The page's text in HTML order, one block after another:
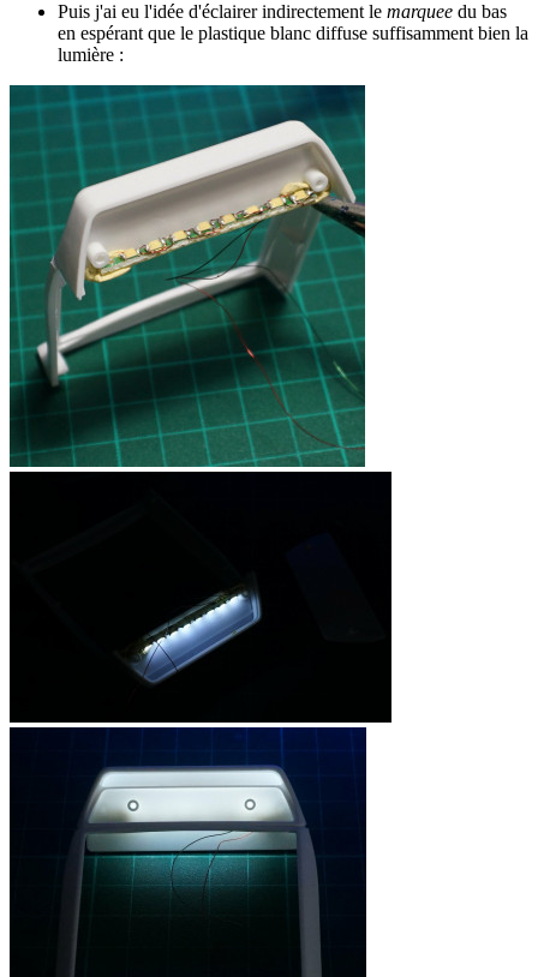
Puis j'ai eu l'idée d'éclairer indirectement le marquee du bas
en espérant que le plastique blanc diffuse suffisamment bien la
lumière :